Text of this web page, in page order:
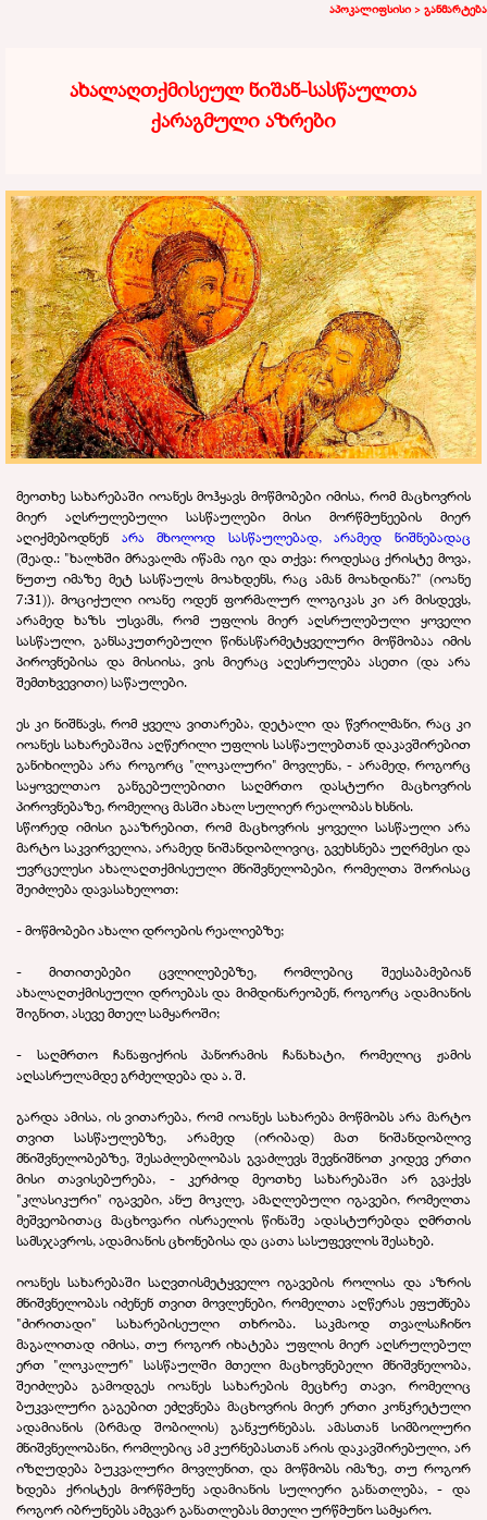
აპოკალიფსისი > განმარტება
ახალაღთქმისეულ ნიშან-სასწაულთა
ქარაგმული აზრები
მეოთხე სახარებაში იოანეს მოჰყავს მოწმობები იმისა, რომ მაცხოვრის
მიერ აღსრულებული სასწაულები მისი მორწმუნეების მიერ
აღიქმებოდნენ არა მხოლოდ სასწაულებად, არამედ ნიშნებადაც
(შეად.: "ხალხში მრავალმა იწამა იგი და თქვა: როდესაც ქრისტე მოვა,
ნუთუ იმაზე მეტ სასწაულს მოახდენს, რაც ამან მოახდინა?" (იოანე
7:31)). მოციქული იოანე ოდენ ფორმალურ ლოგიკას კი არ მისდევს,
არამედ ხაზს უსვამს, რომ უფლის მიერ აღსრულებული ყოველი
სასწაული, განსაკუთრებული წინასწარმეტყველური მოწმობაა იმის
პიროვნებისა და მისიისა, ვის მიერაც აღესრულება ასეთი (და არა
შემთხვევითი) საწაულები.
ეს კი ნიშნავს, რომ ყველა ვითარება, დეტალი და წვრილმანი, რაც კი
იოანეს სახარებაშია აღწერილი უფლის სასწაულებთან დაკავშირებით
განიხილება არა როგორც "ლოკალური" მოვლენა, - არამედ, როგორც
საყოველთაო განგებულებითი საღმრთო დასტური მაცხოვრის
პიროვნებაზე, რომელიც მასში ახალ სულიერ რეალობას ხსნის.
სწორედ იმისი გააზრებით, რომ მაცხოვრის ყოველი სასწაული არა
მარტო საკვირველია, არამედ ნიშანდობლივიც, გვეხსნება უღრმესი და
უვრცელესი ახალაღთქმისეული მნიშვნელობები, რომელთა შორისაც
შეიძლება დავასახელოთ:
- მოწმობები ახალი დროების რეალიებზე;
- მითითებები ცვლილებებზე, რომლებიც შეესაბამებიან
ახალაღთქმისეული დროებას და მიმდინარეობენ, როგორც ადამიანის
შიგნით, ასევე მთელ სამყაროში;
- საღმრთო ჩანაფიქრის პანორამის ჩანახატი, რომელიც ჟამის
აღსასრულამდე გრძელდება და ა. შ.
გარდა ამისა, ის ვითარება, რომ იოანეს სახარება მოწმობს არა მარტო
თვით სასწაულებზე, არამედ (ირიბად) მათ ნიშანდობლივ
მნიშვნელობებზე, შესაძლებლობას გვაძლევს შევნიშნოთ კიდევ ერთი
მისი თავისებურება, - კერძოდ მეოთხე სახარებაში არ გვაქვს
"კლასიკური" იგავები, ანუ მოკლე, ამაღლებული იგავები, რომელთა
მეშვეობითაც მაცხოვარი ისრაელის წინაშე ადასტურებდა ღმრთის
სამსჯავროს, ადამიანის ცხონებისა და ცათა სასუფევლის შესახებ.
იოანეს სახარებაში საღვთისმეტყველო იგავების როლისა და აზრის
მნიშვნელობას იძენენ თვით მოვლენები, რომელთა აღწერას ეფუძნება
"ძირითადი" სახარებისეული თხრობა. საკმაოდ თვალსაჩინო
მაგალითად იმისა, თუ როგორ იხატება უფლის მიერ აღსრულებულ
ერთ "ლოკალურ" სასწაულში მთელი მაცხოვნებელი მნიშვნელობა,
შეიძლება გამოდგეს იოანეს სახარების მეცხრე თავი, რომელიც
ბუკვალური გაგებით ეძღვნება მაცხოვრის მიერ ერთი კონკრეტული
ადამიანის (ბრმად შობილის) განკურნებას. ამასთან სიმბოლური
მნიშვნელობანი, რომლებიც ამ კურნებასთან არის დაკავშირებული, არ
იზღუდება ბუკვალური მოვლენით, და მოწმობს იმაზე, თუ როგორ
ხდება ქრისტეს მორწმუნე ადამიანის სულიერი განათლება, - და
როგორ იბრუნებს ამგვარ განათლებას მთელი ურწმუნო სამყარო.